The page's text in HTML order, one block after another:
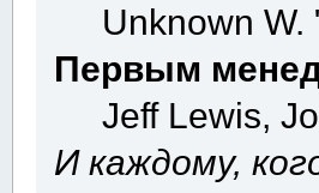
Unknown
Первым
Jeff Lewis,
И каждому,